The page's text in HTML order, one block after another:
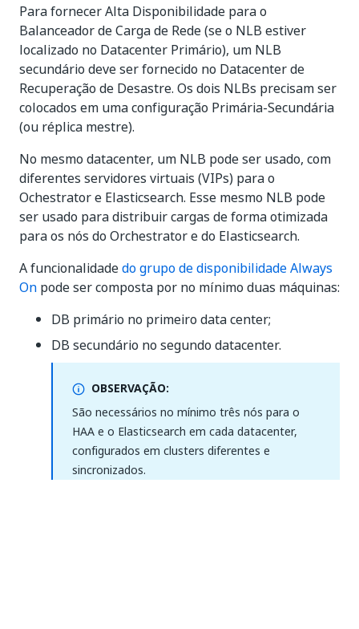
Para fornecer Alta Disponibilidade para o
Balanceador de Carga de Rede (se o NLB estiver
localizado no Datacenter Primário), um NLB
secundário deve ser fornecido no Datacenter de
Recuperação de Desastre. Os dois NLBs precisam ser
colocados em uma configuração Primária-Secundária
(ou réplica mestre).
No mesmo datacenter, um NLB pode ser usado, com
diferentes servidores virtuais (VIPs) para o
Ochestrator e Elasticsearch. Esse mesmo NLB pode
ser usado para distribuir cargas de forma otimizada
para os nós do Orchestrator e do Elasticsearch.
A funcionalidadedo grupo de disponibilidade Always
On pode ser composta por no mínimo duas máquinas:
DB primário no primeiro data center;
DB secundário no segundo datacenter.
OBSERVAÇÃO:
São necessários no mínimo três nós para o
HAA e o Elasticsearch em cada datacenter,
configurados em clusters diferentes e
sincronizados.